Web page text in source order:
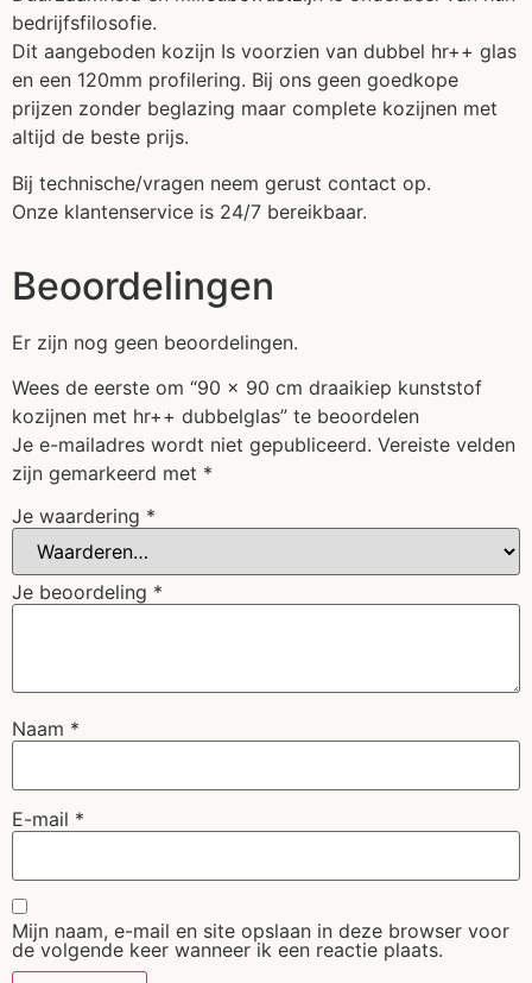
bedrijfsfilosofie.
Dit aangeboden kozijn Is voorzien van dubbel hr++ glas
en een 120mm profilering. Bij ons geen goedkope
prijzen zonder beglazing maar complete kozijnen met
altijd de beste prijs.
Bij technische/vragen neem gerust contact op.
Onze klantenservice is 24/7 bereikbaar.
Beoordelingen
Er zijn nog geen beoordelingen.
Wees de eerste om “90 x 90 cm draaikiep kunststof
kozijnen met hr++ dubbelglas” te beoordelen
Je e-mailadres wordt niet gepubliceerd. Vereiste velden
zijn gemarkeerd met *
Je waardering *
Je beoordeling *
Naam *
E-mail *
Mijn naam, e-mail en site opslaan in deze browser voor
de volgende keer wanneer ik een reactie plaats.